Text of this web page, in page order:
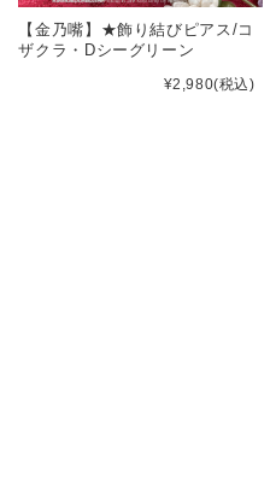
【金乃嘴】★飾り結びピアス/コ
ザクラ・Dシーグリーン
¥2,980(税込)